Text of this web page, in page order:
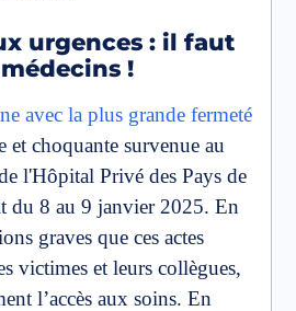
urgences : il faut
!
avec la plus grande fermeté
et choquante survenue au
l'Hôpital Privé des Pays de
du 8 au 9 janvier 2025. En
graves que ces actes
victimes et leurs collègues,
l’accès aux soins. En